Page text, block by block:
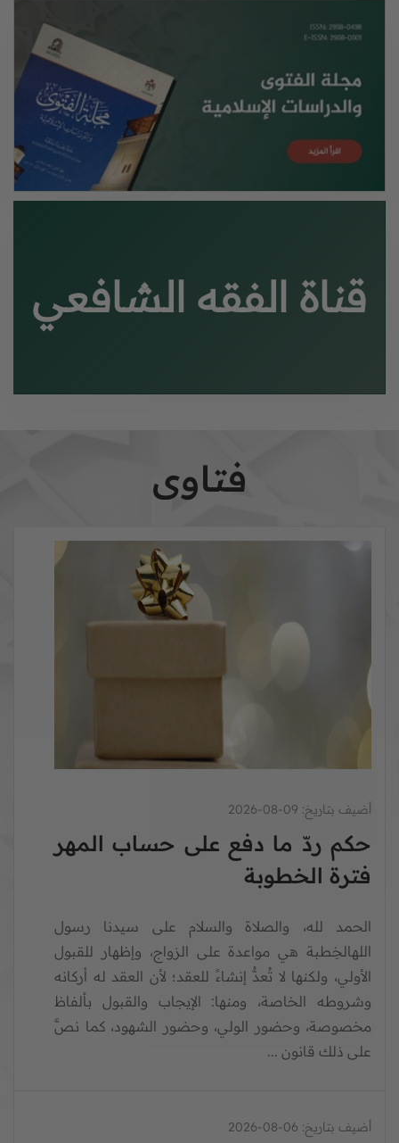
قناة الفقه الشافعي
فتاوى
أضيف بتاريخ: 09-08-2026
حكم ردّ ما دفع على حساب المهر
فترة الخطوبة
الحمد لله، والصلاة والسلام على سيدنا رسول
اللهالخِطبة هي مواعدة على الزواج، وإظهار للقبول
الأولي، ولكنها لا تُعدُّ إنشاءً للعقد؛ لأن العقد له أركانه
وشروطه الخاصة، ومنها: الإيجاب والقبول بألفاظ
مخصوصة، وحضور الولي، وحضور الشهود، كما نصَّ
على ذلك قانون ...
أضيف بتاريخ: 06-08-2026